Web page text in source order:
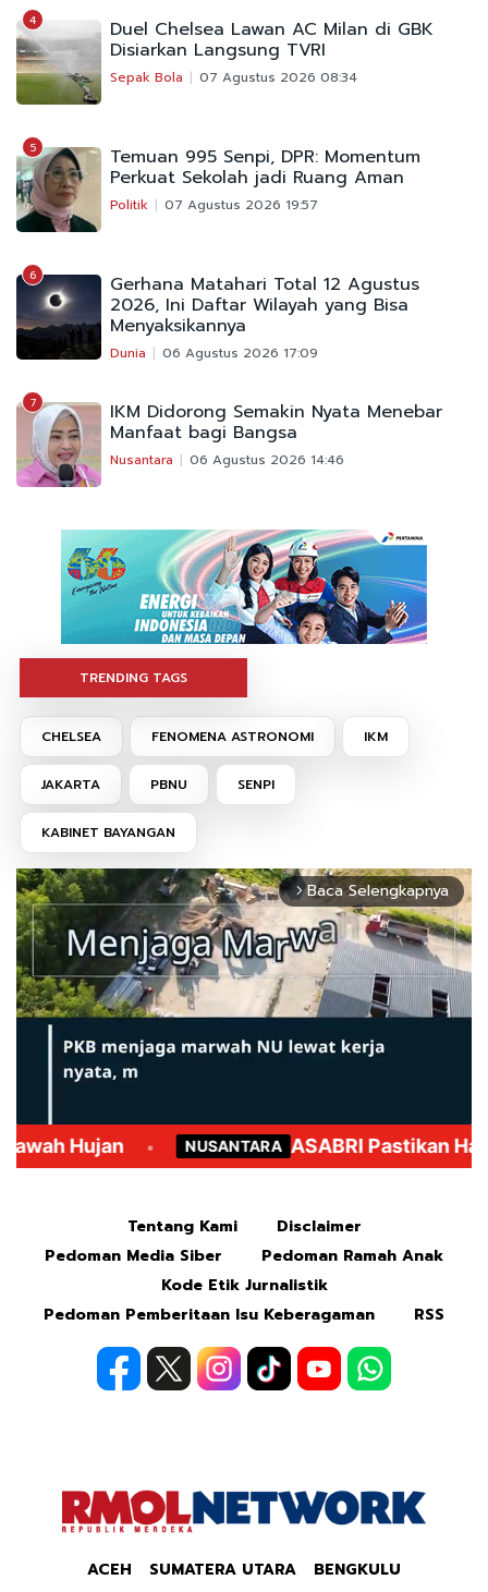
4 Duel Chelsea Lawan AC Milan di GBK
Disiarkan Langsung TVRI
Sepak Bola 07 Agustus 2026 08:34
5 Temuan 995 Senpi, DPR: Momentum
Perkuat Sekolah jadi Ruang Aman
Politik 07 Agustus 2026 19:57
6 Gerhana Matahari Total 12 Agustus
2026, Ini Daftar Wilayah yang Bisa
Menyaksikannya
Dunia 06 Agustus 2026 17:09
7 IKM Didorong Semakin Nyata Menebar
Manfaat bagi Bangsa
Nusantara 06 Agustus 2026 14:46
TRENDING TAGS
CHELSEA FENOMENA ASTRONOMI IKM
JAKARTA PBNU SENPI
KABINET BAYANGAN
arrow_forward_ios Baca Selengkapnya
Tentang Kami
Disclaimer
Pedoman Media Siber
Pedoman Ramah Anak
Kode Etik Jurnalistik
Pedoman Pemberitaan Isu Keberagaman
RSS
ACEH SUMATERA UTARA
BENGKULU